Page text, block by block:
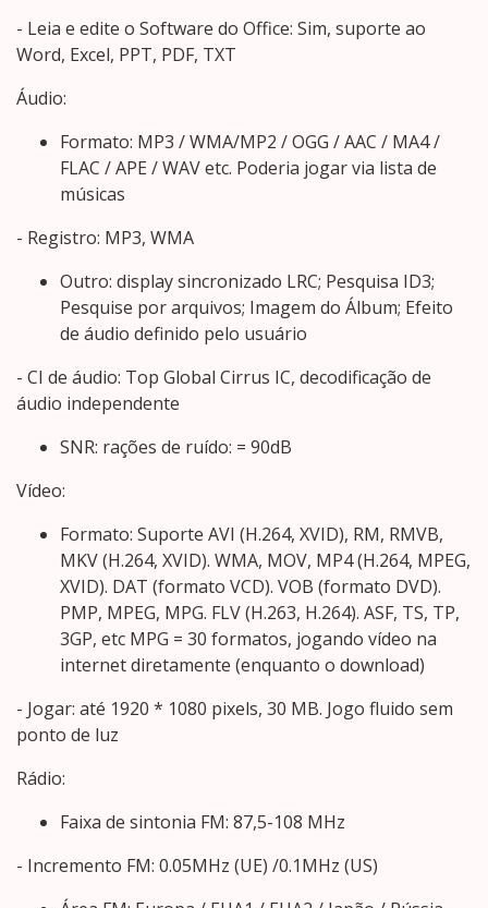
- Leia e edite o Software do Office: Sim, suporte ao
Word, Excel, PPT, PDF, TXT
Áudio:
Formato: MP3 / WMA/MP2 / OGG / AAC / MA4 /
FLAC / APE / WAV etc. Poderia jogar via lista de
músicas
- Registro: MP3, WMA
Outro: display sincronizado LRC; Pesquisa ID3;
Pesquise por arquivos; Imagem do Álbum; Efeito
de áudio definido pelo usuário
- CI de áudio: Top Global Cirrus IC, decodificação de
áudio independente
SNR: rações de ruído: = 90dB
Vídeo:
Formato: Suporte AVI (H.264, XVID), RM, RMVB,
MKV (H.264, XVID). WMA, MOV, MP4 (H.264, MPEG,
XVID). DAT (formato VCD). VOB (formato DVD).
PMP, MPEG, MPG. FLV (H.263, H.264). ASF, TS, TP,
3GP, etc MPG = 30 formatos, jogando vídeo na
internet diretamente (enquanto o download)
- Jogar: até 1920 * 1080 pixels, 30 MB. Jogo fluido sem
ponto de luz
Rádio:
Faixa de sintonia FM: 87,5-108 MHz
- Incremento FM: 0.05MHz (UE) /0.1MHz (US)